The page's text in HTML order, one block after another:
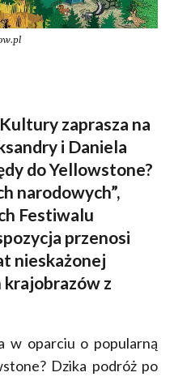
zaprasza na
i Daniela
do Yellowstone?
narodowych”,
Festiwalu
przenosi
nieskażonej
krajobrazów z
w oparciu o popularną
Dzika podróż po